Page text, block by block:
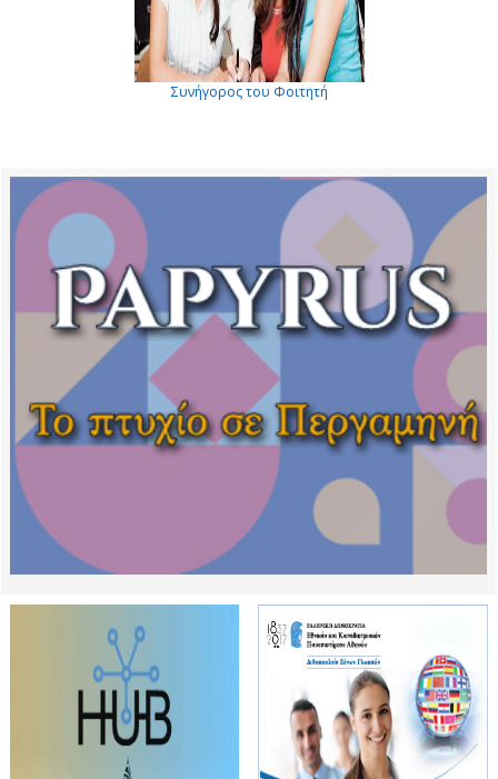
Συνήγορος του Φοιτητή